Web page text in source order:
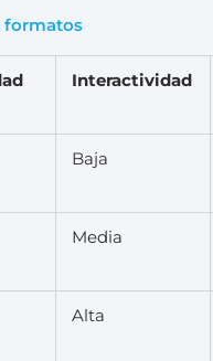
formatos
Interactividad
Baja
Media
Alta